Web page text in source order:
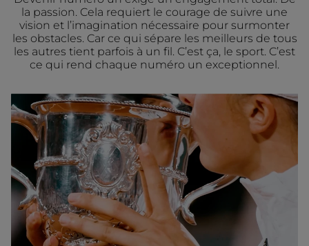
la passion. Cela requiert le courage de suivre une
vision et l’imagination nécessaire pour surmonter
les obstacles. Car ce qui sépare les meilleurs de tous
les autres tient parfois à un fil. C’est ça, le sport. C’est
ce qui rend chaque numéro un exceptionnel.